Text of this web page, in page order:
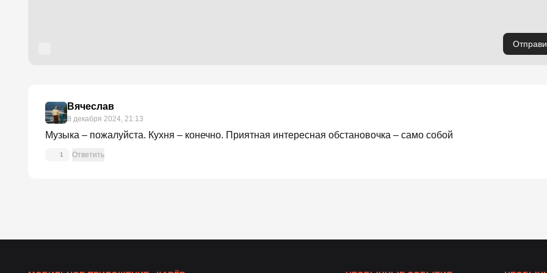
Вячеслав
8 декабря 2024, 21:13
Музыка – пожалуйста. Кухня – конечно. Приятная интересная обстановочка – само собой
1 Ответить